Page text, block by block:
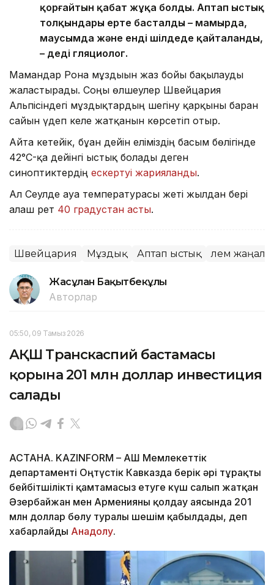
қорғайтын қабат жұқа болды. Аптап ыстық
толқындары ерте басталды – мамырда,
маусымда және енді шілдеде қайталанды,
– деді гляциолог.
Мамандар Рона мұздығын жаз бойы бақылауды
жалғастырады. Соңғы өлшеулер Швейцария
Альпісіндегі мұздықтардың шегіну қарқыны барған
сайын үдеп келе жатқанын көрсетіп отыр.
Айта кетейік, бұған дейін еліміздің басым бөлігінде
42°C-қа дейінгі ыстық болады деген
синоптиктердің ескертуі жарияланды.
Ал Сеулде ауа температурасы жеті жылдан бері
алғаш рет 40 градустан асты.
Швейцария Мұздық Аптап ыстық Әлем
Жасұлан Бақытбекұлы
Авторлар
05:50, 09 Тамыз 2026
АҚШ Транскаспий бастамасы
қорына 201 млн доллар инвестиция
салады
АСТАНА. KAZINFORM – АҚШ Мемлекеттік
департаменті Оңтүстік Кавказда берік әрі тұрақты
бейбітшілікті қамтамасыз етуге күш салып жатқан
Әзербайжан мен Арменияны қолдау аясында 201
млн доллар бөлу туралы шешім қабылдады, деп
хабарлайды Анадолу.